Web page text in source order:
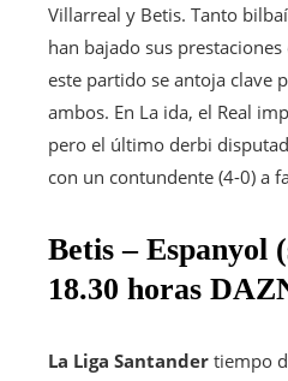
Villarreal y Betis. Tanto
han bajado sus
este partido se antoja clave
ambos. En La ida, el Real
pero el último derbi
con un contundente (4-0) a
Betis – Espanyol
18.30 horas
La Liga Santander tiempo